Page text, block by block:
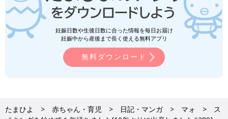
妊娠日数や生後日数に合った情報を毎日お届け
妊娠中から産後まで長く使える無料アプリ
無料ダウンロード
たまひよ 赤ちゃん・育児 日記・マンガ マォ
ス